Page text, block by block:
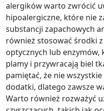
alergików warto zwrócić
hipoalergiczne, które nie
substancji zapachowych
również stosować środki
optycznych lub
plamy i przywracają biel
pamiętać, że nie
dodatki, dlatego zawsze
Warto również rozważyć